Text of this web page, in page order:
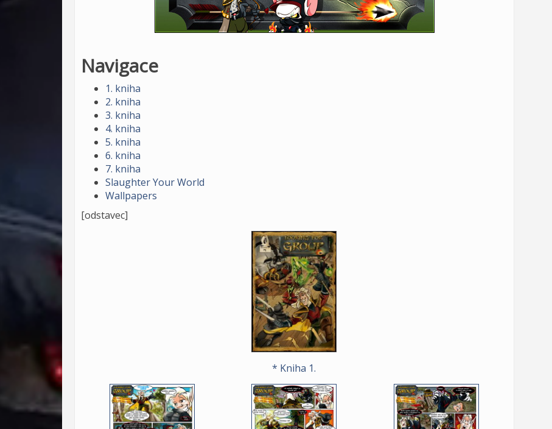
Navigace
1. kniha
2. kniha
3. kniha
4. kniha
5. kniha
6. kniha
7. kniha
Slaughter Your World
Wallpapers
[odstavec]
* Kniha 1.